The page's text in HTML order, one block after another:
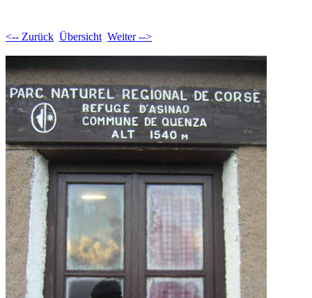
<-- Zurück Übersicht Weiter -->